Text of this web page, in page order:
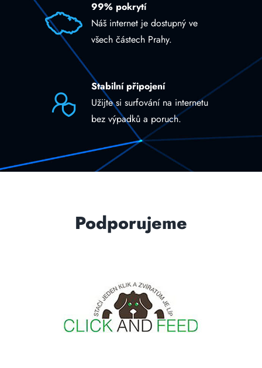
99% pokrytí
Náš internet je dostupný ve
všech částech Prahy.
Stabilní připojení
Užijte si surfování na internetu
bez výpadků a poruch.
Podporujeme